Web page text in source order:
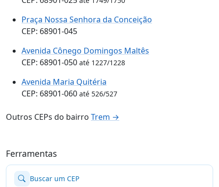
Praça Nossa Senhora da Conceição
CEP: 68901-045
Avenida Cônego Domingos Maltês
CEP: 68901-050 até 1227/1228
Avenida Maria Quitéria
CEP: 68901-060 até 526/527
Outros CEPs do bairro Trem →
Ferramentas
Buscar um CEP